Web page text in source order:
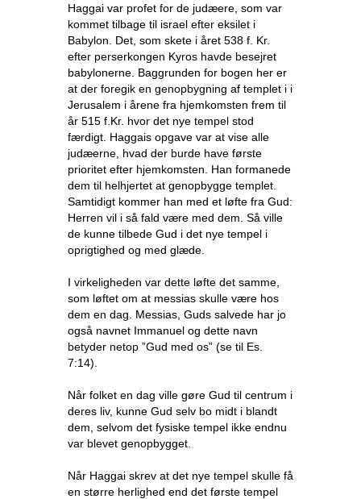
Haggai var profet for de judæere, som var
kommet tilbage til israel efter eksilet i
Babylon. Det, som skete i året 538 f. Kr.
efter perserkongen Kyros havde besejret
babylonerne. Baggrunden for bogen her er
at der foregik en genopbygning af templet i i
Jerusalem i årene fra hjemkomsten frem til
år 515 f.Kr. hvor det nye tempel stod
færdigt. Haggais opgave var at vise alle
judæerne, hvad der burde have første
prioritet efter hjemkomsten. Han formanede
dem til helhjertet at genopbygge templet.
Samtidigt kommer han med et løfte fra Gud:
Herren vil i så fald være med dem. Så ville
de kunne tilbede Gud i det nye tempel i
oprigtighed og med glæde.
I virkeligheden var dette løfte det samme,
som løftet om at messias skulle være hos
dem en dag. Messias, Guds salvede har jo
også navnet Immanuel og dette navn
betyder netop ”Gud med os” (se til Es.
7:14).
Når folket en dag ville gøre Gud til centrum i
deres liv, kunne Gud selv bo midt i blandt
dem, selvom det fysiske tempel ikke endnu
var blevet genopbygget.
Når Haggai skrev at det nye tempel skulle få
en større herlighed end det første tempel